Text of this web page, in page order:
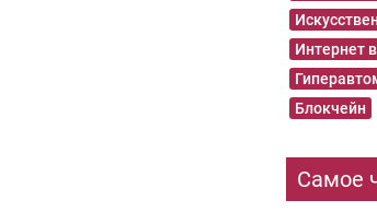
Интернет
Блокчейн
Самое